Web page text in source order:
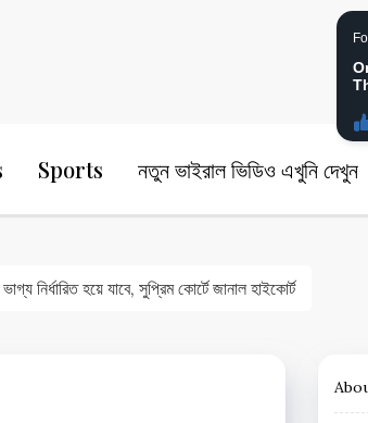
24 Ghanta
Sports নতুন ভাইরাল ভিডিও এখুনি দেখুন
নির্ধারিত হয়ে যাবে, সুপ্রিম কোর্টে জানাল হাইকোর্ট